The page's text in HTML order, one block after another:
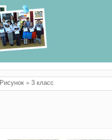
Рисунок» 3 класс